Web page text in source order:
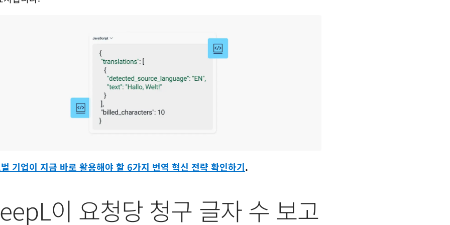
기업이 지금 바로 활용해야 할 6가지 번역 혁신 전략 확인하기.
이 요청당 청구 글자 수 보고